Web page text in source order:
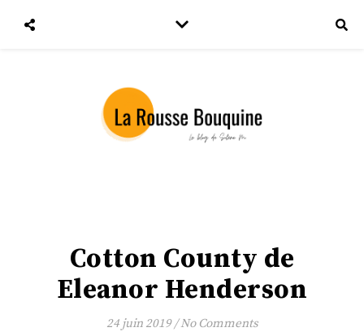
Cotton County de
Eleanor Henderson
24 juin 2019/No Comments